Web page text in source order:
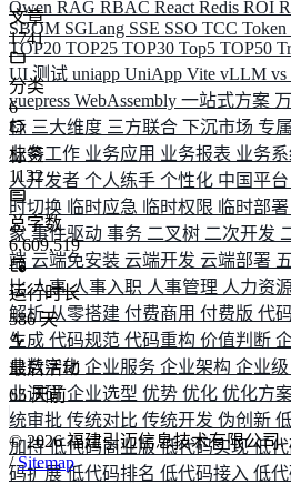
Qwen RAG RBAC React Redis ROI
SBOM SGLang SSE SSO TCC Token
TOP20 TOP25 TOP30 Top5 TOP50
UI 测试 uniapp UniApp Vite vLLM vs
vuepress WebAssembly 一站式方案
标 三大维度 三方联合 下沉市场 专
业务工作 业务应用 业务报表 业务
人开发者 个人练手 个性化 中国平台
时切换 临时应急 临时权限 临时部署
象 事件驱动 事务 二叉树 二次开发
端 云端免安装 云端开发 云端部署
比人事人事入职 人事管理 人力资源
解析从零搭建 付费商用 付费版 代码
生成 代码规范 代码重构 价值判断
业数字化 企业服务 企业架构 企业级
业调研企业选型 优势 优化 优化方
统审批 传统对比 传统开发 伪创新
加持低代码商业版低代码实现低
码扩展低代码排名 低代码接入 低
文章
1741
分类
6
标签
1132
总字数
6,609,519
运行时长
586 天
最后活动
65 天前
©2026福建引迈信息技术有限公司.
/Sitemap